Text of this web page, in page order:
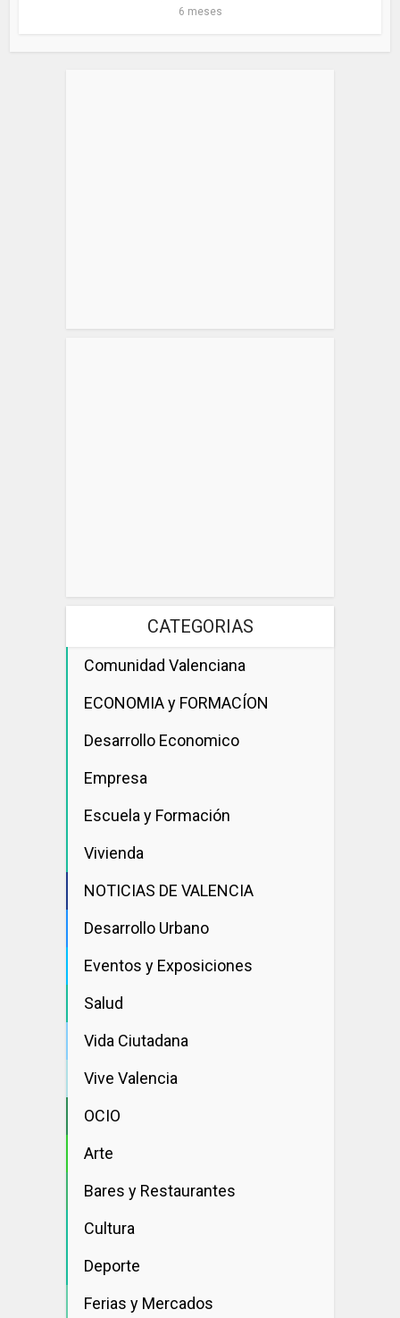
6 meses
CATEGORIAS
Comunidad Valenciana
ECONOMIA y FORMACÍON
Desarrollo Economico
Empresa
Escuela y Formación
Vivienda
NOTICIAS DE VALENCIA
Desarrollo Urbano
Eventos y Exposiciones
Salud
Vida Ciutadana
Vive Valencia
OCIO
Arte
Bares y Restaurantes
Cultura
Deporte
Ferias y Mercados